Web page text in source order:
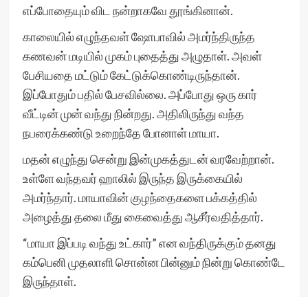
எப்போதையும் விட நன்றாகவே தூங்கினான்.
காலையில் எழுந்தவள் ஷோபாவில் அமர்ந்திருந்த
கணவன் மடியில் முகம் புதைத்து அழுதாள். அவள்
பேசியதை மட்டும் கேட்டுக்கொண்டிருந்தான்.
இப்போதும் பதில் பேசவில்லை. அப்போது ஒரு கார்
வீட்டின் முன் வந்து நின்றது. அதிலிருந்து வந்த
நபரைக்கண்டு உறைந்தே போனாள் மாயா.
மதன் எழுந்து சென்று இன்முகத்துடன் வரவேற்றான்.
உள்ளே வந்தவர் ஹாலில் இருந்த இருக்கையில்
அமர்ந்தார். மாயாவின் குழந்தைகளை பக்கத்தில்
அழைத்து தலை மீது கைவைத்து ஆசீர்வதித்தார்.
“மாயா இப்படி வந்து உட்கார்” என வந்திருக்கும் தனது
கம்பெனி முதலாளி சொன்ன பின்னும் நின்று கொண்டே
இருந்தாள்.